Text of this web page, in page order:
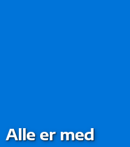
Alle er med